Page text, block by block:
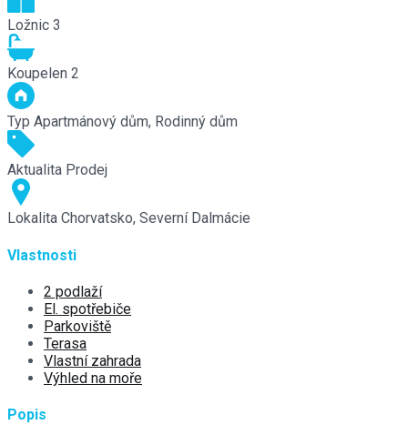
Ložnic 3
Koupelen 2
Typ Apartmánový dům, Rodinný dům
Aktualita Prodej
Lokalita Chorvatsko, Severní Dalmácie
Vlastnosti
2 podlaží
El. spotřebiče
Parkoviště
Terasa
Vlastní zahrada
Výhled na moře
Popis